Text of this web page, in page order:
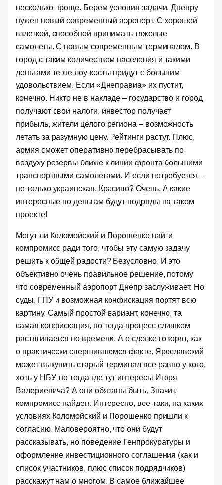
несколько проще. Берем условия задачи. Днепру
нужен новый современный аэропорт. С хорошей
взлеткой, способной принимать тяжелые
самолеты. С новым современным терминалом. В
город с таким количеством населения и такими
деньгами те же лоу-косты придут с большим
удовольствием. Если «Днеправиа» их пустит,
конечно. Никто не в накладе – государство и город
получают свои налоги, инвестор получает
прибыль, жители целого региона – возможность
летать за разумную цену. Рейтинги растут. Плюс,
армия сможет оперативно перебрасывать по
воздуху резервы ближе к линии фронта большими
транспортными самолетами. И если потребуется –
не только украинская. Красиво? Очень. А какие
интересные по деньгам будут подряды на таком
проекте!
Могут ли Коломойский и Порошенко найти
компромисс ради того, чтобы эту самую задачу
решить к общей радости? Безусловно. И это
объективно очень правильное решение, потому
что современный аэропорт Днепр заслуживает. Но
суды, ГПУ и возможная конфискация портят всю
картину. Самый простой вариант, конечно, та
самая конфискация, но тогда процесс слишком
растягивается по времени. А о сделке говорят, как
о практически свершившемся факте. Ярославский
может выкупить старый терминал все равно у кого,
хоть у НБУ, но тогда где тут интересы Игоря
Валериевича? А они обязаны быть. Значит,
компромисс найден. Интересно, все-таки, на каких
условиях Коломойский и Порошенко пришли к
согласию. Маловероятно, что они будут
рассказывать, но поведение Генпрокуратуры и
оформление инвестиционного соглашения (как и
список участников, плюс список подрядчиков)
расскажут нам о многом. В самое ближайшее